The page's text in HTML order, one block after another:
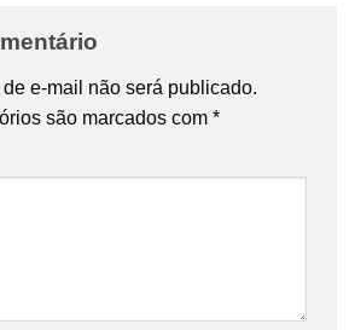
e-mail não será publicado.
são marcados com *